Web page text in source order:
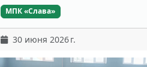
МПК «Слава»
30 июня 2026 г.